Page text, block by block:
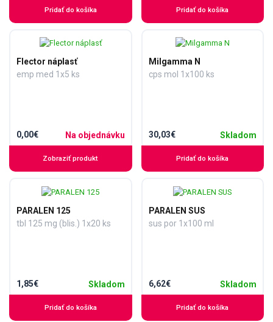
Pridať do košíka Pridať do košíka
Flector náplasť
emp med 1x5 ks
0,00€ Na objednávku
Zobraziť produkt
Milgamma N
cps mol 1x100 ks
30,03€ Skladom
Pridať do košíka
PARALEN 125
tbl 125 mg (blis.) 1x20 ks
1,85€ Skladom
Pridať do košíka
PARALEN SUS
sus por 1x100 ml
6,62€ Skladom
Pridať do košíka